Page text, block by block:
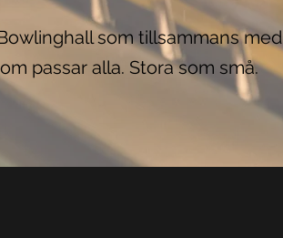
som tillsammans med
passar alla. Stora som små.